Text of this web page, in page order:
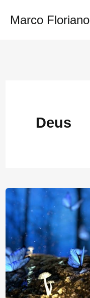
paraMarco Floriano
Deus